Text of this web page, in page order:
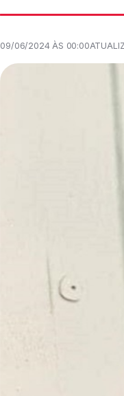
09/06/2024 ÀS 00:00